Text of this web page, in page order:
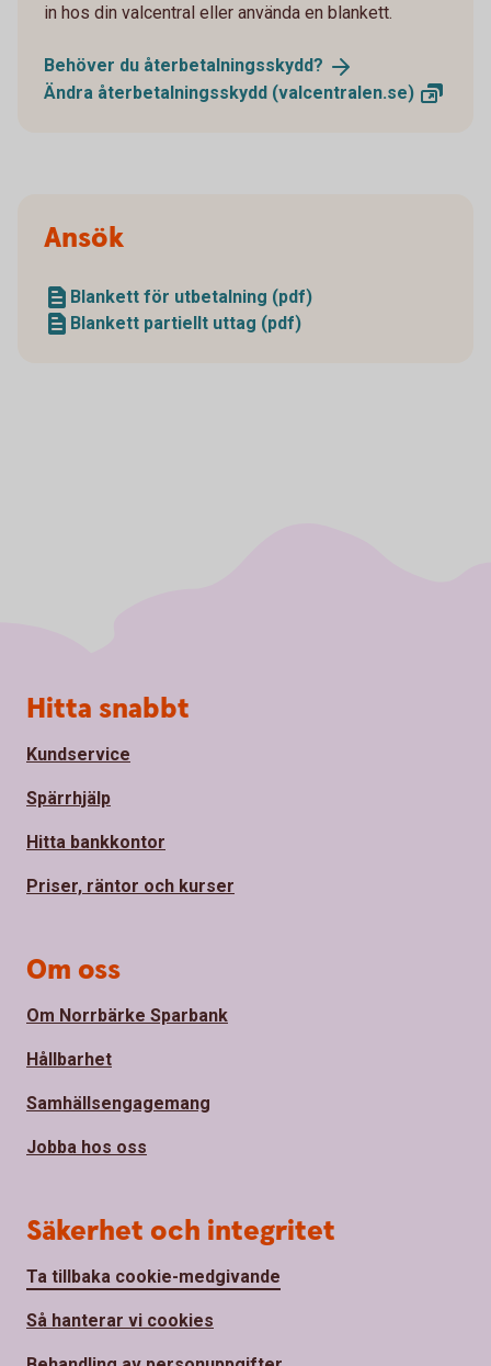
in hos din valcentral eller använda en blankett.
Behöver du återbetalningsskydd?
Ändra återbetalningsskydd (valcentralen.se)
Ansök
Blankett för utbetalning (pdf)
Blankett partiellt uttag (pdf)
Sidfot
Hitta snabbt
Kundservice
Spärrhjälp
Hitta bankkontor
Priser, räntor och kurser
Om oss
Om Norrbärke Sparbank
Hållbarhet
Samhällsengagemang
Jobba hos oss
Säkerhet och integritet
Ta tillbaka cookie-medgivande
Så hanterar vi cookies